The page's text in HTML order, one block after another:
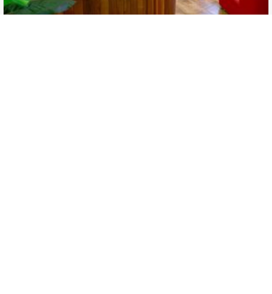
Нажатий кнопки "Перезвоните мне" за 365 дней:
3